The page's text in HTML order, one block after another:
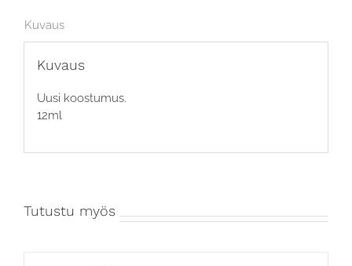
Kuvaus
Kuvaus
Uusi koostumus.
12ml
Tutustu myös